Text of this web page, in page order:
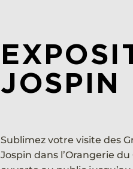
JOSPIN
Sublimez votre visite des
Jospin dans l’Orangerie